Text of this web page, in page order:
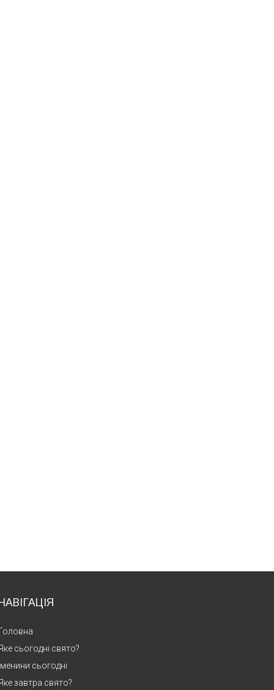
сьогодні свято?
сьогодні
завтра свято?